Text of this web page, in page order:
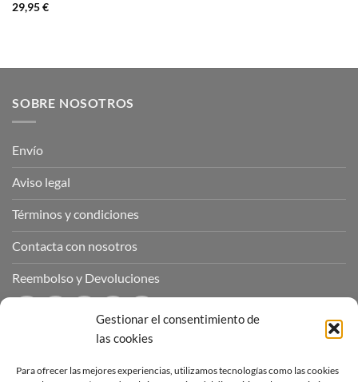
Gestionar el consentimiento de
las cookies
Para ofrecer las mejores experiencias, utilizamos tecnologías como las cookies
29,95€
SOBRE NOSOTROS
Envío
Aviso legal
Términos y condiciones
Contacta con nosotros
Reembolso y Devoluciones